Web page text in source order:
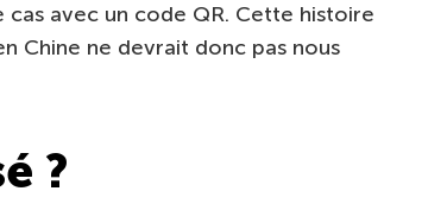
cas avec un code QR. Cette histoire
Chine ne devrait donc pas nous
?